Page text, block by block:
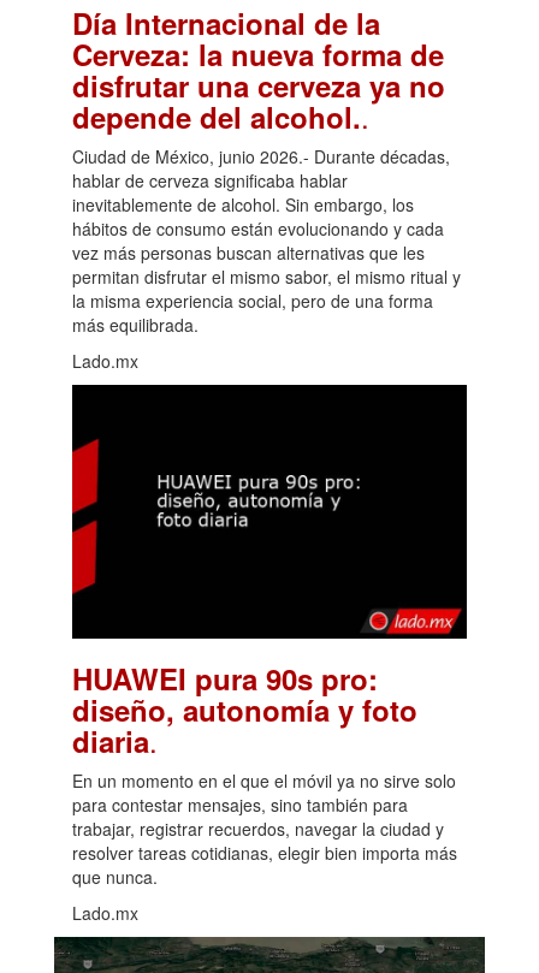
Día Internacional de la
Cerveza: la nueva forma de
disfrutar una cerveza ya no
depende del alcohol..
Ciudad de México, junio 2026.- Durante décadas,
hablar de cerveza significaba hablar
inevitablemente de alcohol. Sin embargo, los
hábitos de consumo están evolucionando y cada
vez más personas buscan alternativas que les
permitan disfrutar el mismo sabor, el mismo ritual y
la misma experiencia social, pero de una forma
más equilibrada.
Lado.mx
HUAWEI pura 90s pro:
diseño, autonomía y foto
diaria.
En un momento en el que el móvil ya no sirve solo
para contestar mensajes, sino también para
trabajar, registrar recuerdos, navegar la ciudad y
resolver tareas cotidianas, elegir bien importa más
que nunca.
Lado.mx